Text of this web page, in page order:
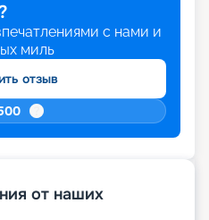
с нами и
миль
отзыв
от наших